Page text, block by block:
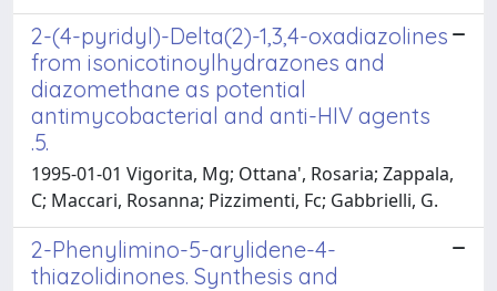
2-(4-pyridyl)-Delta(2)-1,3,4-oxadiazolines
from isonicotinoylhydrazones and
diazomethane as potential
antimycobacterial and anti-HIV agents
.5.
1995-01-01 Vigorita, Mg; Ottana', Rosaria; Zappala,
C; Maccari, Rosanna; Pizzimenti, Fc; Gabbrielli, G.
2-Phenylimino-5-arylidene-4-
thiazolidinones. Synthesis and